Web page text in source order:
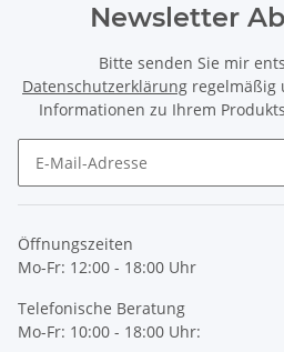
Newsletter
Bitte senden Sie mir
Datenschutzerklärung regelmäßig
Informationen zu Ihrem
Öffnungszeiten
Mo-Fr: 12:00 - 18:00 Uhr
Telefonische Beratung
Mo-Fr: 10:00 - 18:00 Uhr: